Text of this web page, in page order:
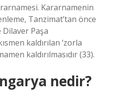
Kararnamenin
Tanzimat’tan önce
Paşa
kaldırılan ‘zorla
kaldırılmasıdır (33).
nedir?